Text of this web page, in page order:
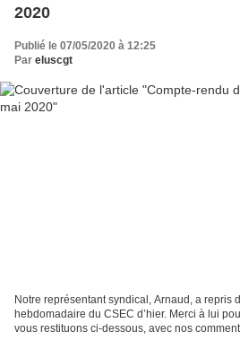
2020
Publié le 07/05/2020 à 12:25
Par eluscgt
Notre représentant syndical, Arnaud, a repris
hebdomadaire du CSEC d’hier. Merci à lui
vous restituons ci-dessous, avec nos